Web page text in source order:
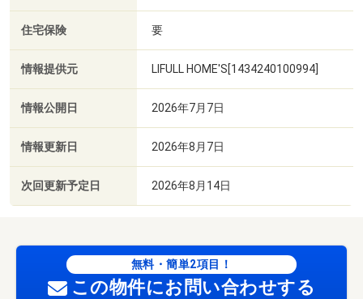
住宅保険 要
情報提供元 LIFULL HOME'S[1434240100994]
情報公開日 2026年7月7日
情報更新日 2026年8月7日
次回更新予定日 2026年8月14日
無料・簡単2項目！
この物件にお問い合わせする